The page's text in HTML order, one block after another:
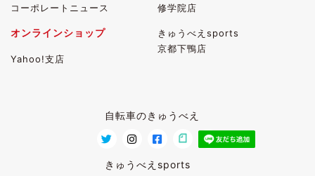
コーポレートニュース 修学院店
きゅうべえsports
京都下鴨店
オンラインショップ
Yahoo!支店
自転車のきゅうべえ
きゅうべえsports